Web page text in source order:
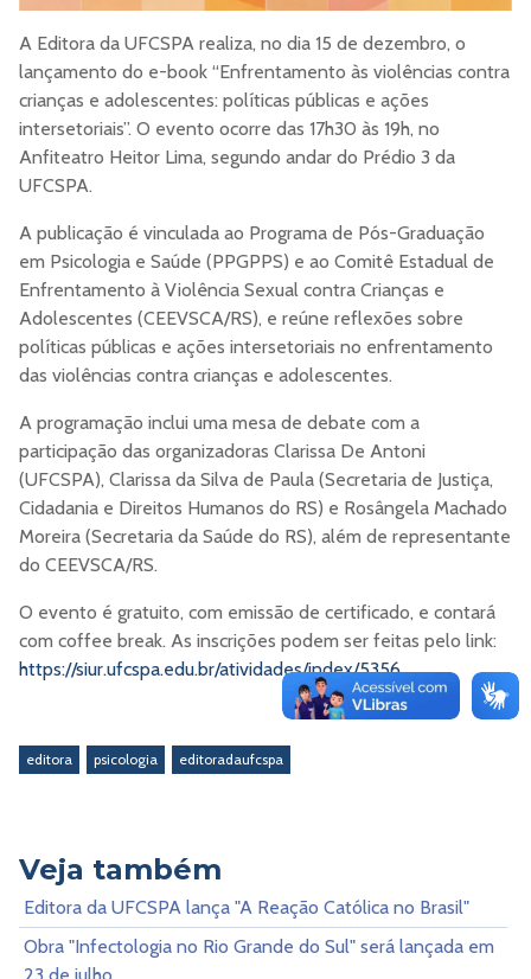
A Editora da UFCSPA realiza, no dia 15 de dezembro, o
lançamento do e-book “Enfrentamento às violências contra
crianças e adolescentes: políticas públicas e ações
intersetoriais”. O evento ocorre das 17h30 às 19h, no
Anfiteatro Heitor Lima, segundo andar do Prédio 3 da
UFCSPA.
A publicação é vinculada ao Programa de Pós-Graduação
em Psicologia e Saúde (PPGPPS) e ao Comitê Estadual de
Enfrentamento à Violência Sexual contra Crianças e
Adolescentes (CEEVSCA/RS), e reúne reflexões sobre
políticas públicas e ações intersetoriais no enfrentamento
das violências contra crianças e adolescentes.
A programação inclui uma mesa de debate com a
participação das organizadoras Clarissa De Antoni
(UFCSPA), Clarissa da Silva de Paula (Secretaria de Justiça,
Cidadania e Direitos Humanos do RS) e Rosângela Machado
Moreira (Secretaria da Saúde do RS), além de representante
do CEEVSCA/RS.
O evento é gratuito, com emissão de certificado, e contará
com coffee break. As inscrições podem ser feitas pelo link:
https://siur.ufcspa.edu.br/atividades/index/5356.
editora psicologia editoradaufcspa
Veja também
Editora da UFCSPA lança "A Reação Católica no Brasil"
Obra "Infectologia no Rio Grande do Sul" será lançada em